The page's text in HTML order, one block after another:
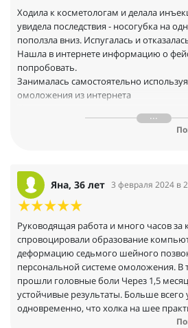
Ходила к косметологам и делала
увидела последствия - носогубка на
поползла вниз. Испугалась и
Нашла в интернете информацию о
попробовать.
Занималась самостоятельно
омоложения из интернета
Продолжала наблюдать в соцсетях как
Запрос:
- отёчность лица
- носогубные валики
- опускающиеся веки
- тусклый цвет лица
Занималась по выстроенной системе
омоложения регулярно и ответственно
Понимая, что мне дали инструмент, а
зависит только от меня
Через месяц заметила:
Яна, 36 лет 3 февраля 2024 в
Руководящая работа и много часов
спровоцировали образование
деформацию седьмого шейного
персональной системе омоложения. В
прошли головные боли Через 1,5
устойчивые результаты. Больше всего
одновременно, что холка на шее